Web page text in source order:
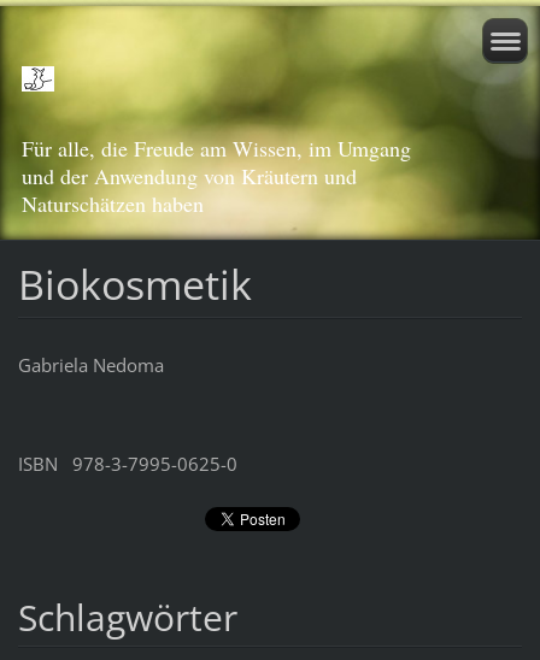
Für alle, die Freude am Wissen, im Umgang
und der Anwendung von Kräutern und
Naturschätzen haben
Biokosmetik
Gabriela Nedoma
ISBN 978-3-7995-0625-0
Schlagwörter